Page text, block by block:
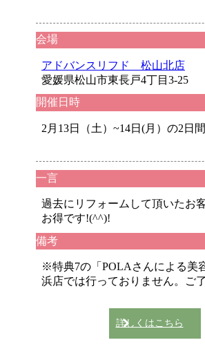
会場
アドバンスリフド 松山北店
愛媛県松山市東長戸4丁目3-25
開催日時
2月13日（土）~14日(月）の2日
一言
過去にリフォームして頂いたお
お得です!(^^)!
備考
※特典7の「POLAさんによる美
浜店では行っておりません。ご
詳しくはこちら